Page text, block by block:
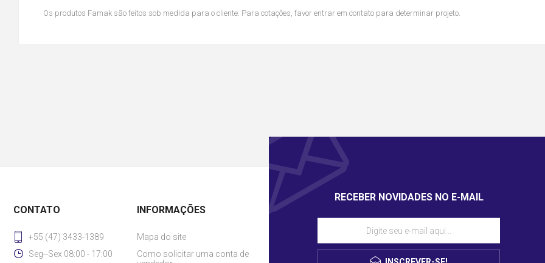
Os produtos Famak são feitos sob medida para o cliente. Para cotações, favor entrar em contato para determinar projeto.
RECEBER NOVIDADES NO E-MAIL
CONTATO
+55 (47) 3433-1389
Seg--Sex 08:00 - 17:00
INFORMAÇÕES
Mapa do site
Como solicitar uma conta de